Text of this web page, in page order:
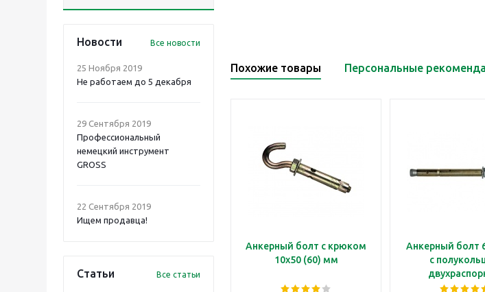
Новости Все новости
25 Ноября 2019
Не работаем до 5 декабря
29 Сентября 2019
Профессиональный
немецкий инструмент
GROSS
22 Сентября 2019
Ищем продавца!
Статьи Все статьи
Похожие товары Персональные
Анкерный болт с крюком
10х50 (60) мм
Анкерный болт
с